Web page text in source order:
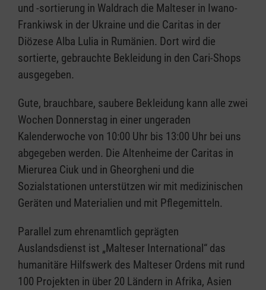
und -sortierung in Waldrach die Malteser in Iwano-
Frankiwsk in der Ukraine und die Caritas in der
Diözese Alba Lulia in Rumänien. Dort wird die
sortierte, gebrauchte Bekleidung in den Cari-Shops
ausgegeben.
Gute, brauchbare, saubere Bekleidung kann alle zwei
Wochen Donnerstag in einer ungeraden
Kalenderwoche von 10:00 Uhr bis 13:00 Uhr bei uns
abgegeben werden. Die Altenheime der Caritas in
Mierurea Ciuk und in Gheorgheni und die
Sozialstationen unterstützen wir mit medizinischen
Geräten und Materialien und mit Pflegemitteln.
Parallel zum ehrenamtlich geprägten
Auslandsdienst ist „Malteser International“ das
humanitäre Hilfswerk des Malteser Ordens mit rund
100 Projekten in über 20 Ländern in Afrika, Asien